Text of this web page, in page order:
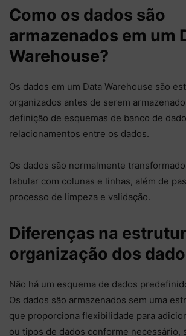
Como os dados são
armazenados em um
Warehouse?
Os dados em um Data Warehouse são
organizados antes de serem
definição de esquemas de banco de
relacionamentos entre os dados.
Os dados são normalmente
tabular com colunas e linhas, além de
processo de limpeza e validação.
Diferenças na
organização dos
Não há um esquema de dados
Os dados são armazenados sem uma
que proporciona flexibilidade para
ou tipos de dados conforme necessário,